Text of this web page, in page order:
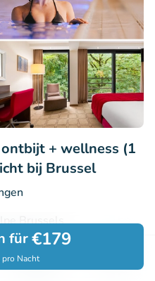
Buchungen
für€179
pro Nacht
+ wellness (1
bij Brussel
Brussels
€149